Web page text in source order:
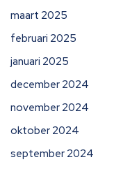
maart 2025
februari 2025
januari 2025
december 2024
november 2024
oktober 2024
september 2024